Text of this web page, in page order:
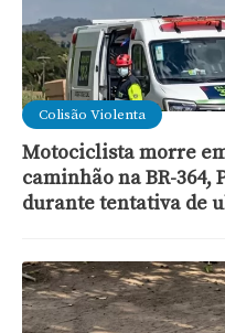
Colisão Violenta
Motociclista morre
caminhão na BR-364,
durante tentativa de